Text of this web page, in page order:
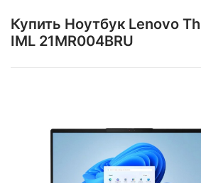
Купить Ноутбук Lenovo
IML 21MR004BRU